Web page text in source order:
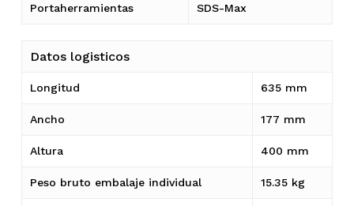
Portaherramientas SDS-Max
Datos logisticos
Longitud 635 mm
Ancho 177 mm
Altura 400 mm
Peso bruto embalaje individual 15.35 kg